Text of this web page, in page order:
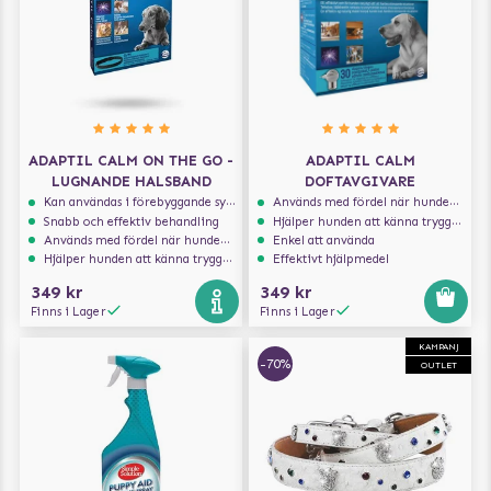
ADAPTIL CALM ON THE GO -
LUGNANDE HALSBAND
Kan användas i förebyggande syfte
Snabb och effektiv behandling
Används med fördel när hunden är ensam hemma
Hjälper hunden att känna trygghet
349 kr
Finns i Lager
ADAPTIL CALM
DOFTAVGIVARE
Används med fördel när hunden är ensam hemma
Hjälper hunden att känna trygghet
Enkel att använda
Effektivt hjälpmedel
349 kr
Finns i Lager
KAMPANJ
OUTLET
-70%